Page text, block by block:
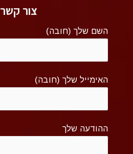
צור קשר
השם שלך (חובה)
האימייל שלך (חובה)
ההודעה שלך